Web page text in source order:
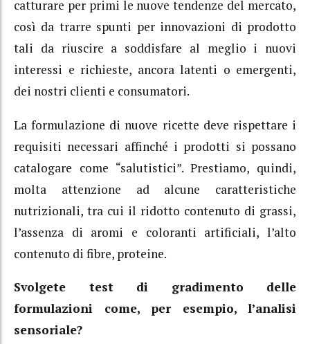
catturare per primi le nuove tendenze del mercato,
così da trarre spunti per innovazioni di prodotto
tali da riuscire a soddisfare al meglio i nuovi
interessi e richieste, ancora latenti o emergenti,
dei nostri clienti e consumatori.
La formulazione di nuove ricette deve rispettare i
requisiti necessari affinché i prodotti si possano
catalogare come “salutistici”. Prestiamo, quindi,
molta attenzione ad alcune caratteristiche
nutrizionali, tra cui il ridotto contenuto di grassi,
l’assenza di aromi e coloranti artificiali, l’alto
contenuto di fibre, proteine.
Svolgete test di gradimento delle
formulazioni come, per esempio, l’analisi
sensoriale?